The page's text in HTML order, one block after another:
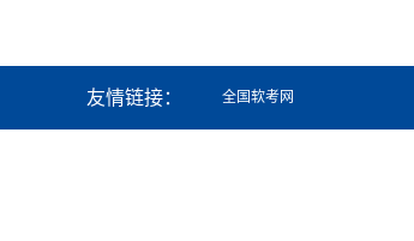
友情链接： 全国软考网